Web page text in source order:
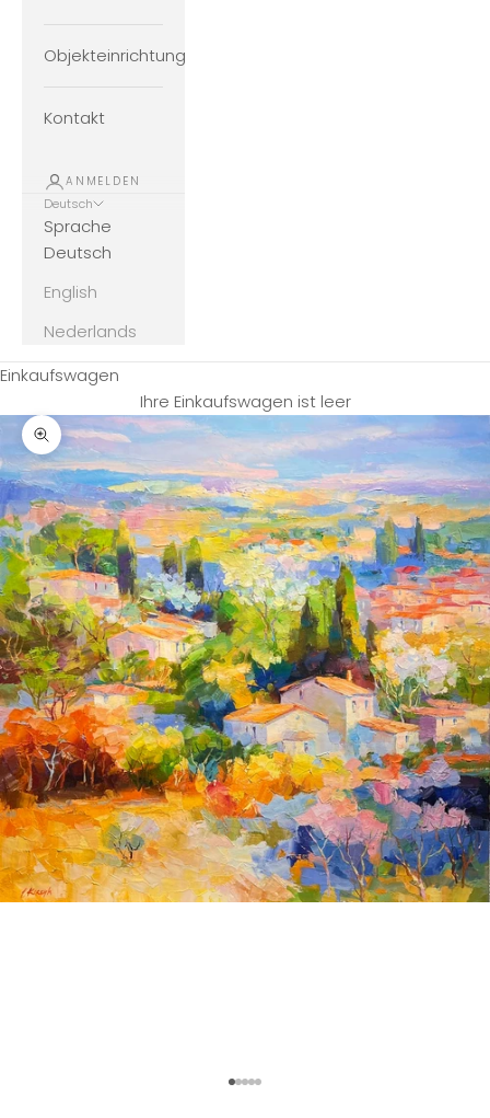
Objekteinrichtung
Kontakt
ANMELDEN
Deutsch
Sprache
Deutsch
English
Nederlands
Einkaufswagen
Ihre Einkaufswagen ist leer
Bild vergrößern
Gehe zu Element 1
Gehe zu Element 2
Gehe zu Element 3
Gehe zu Element 4
Gehe zu Element 5